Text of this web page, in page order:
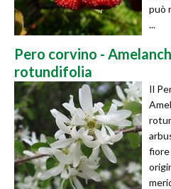
può
...
Pero corvino -
rotundifolia
Il